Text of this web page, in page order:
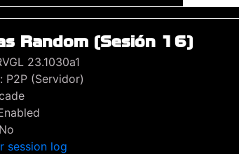
Random (Sesión 16)
23.1030a1
P2P (Servidor)
session log